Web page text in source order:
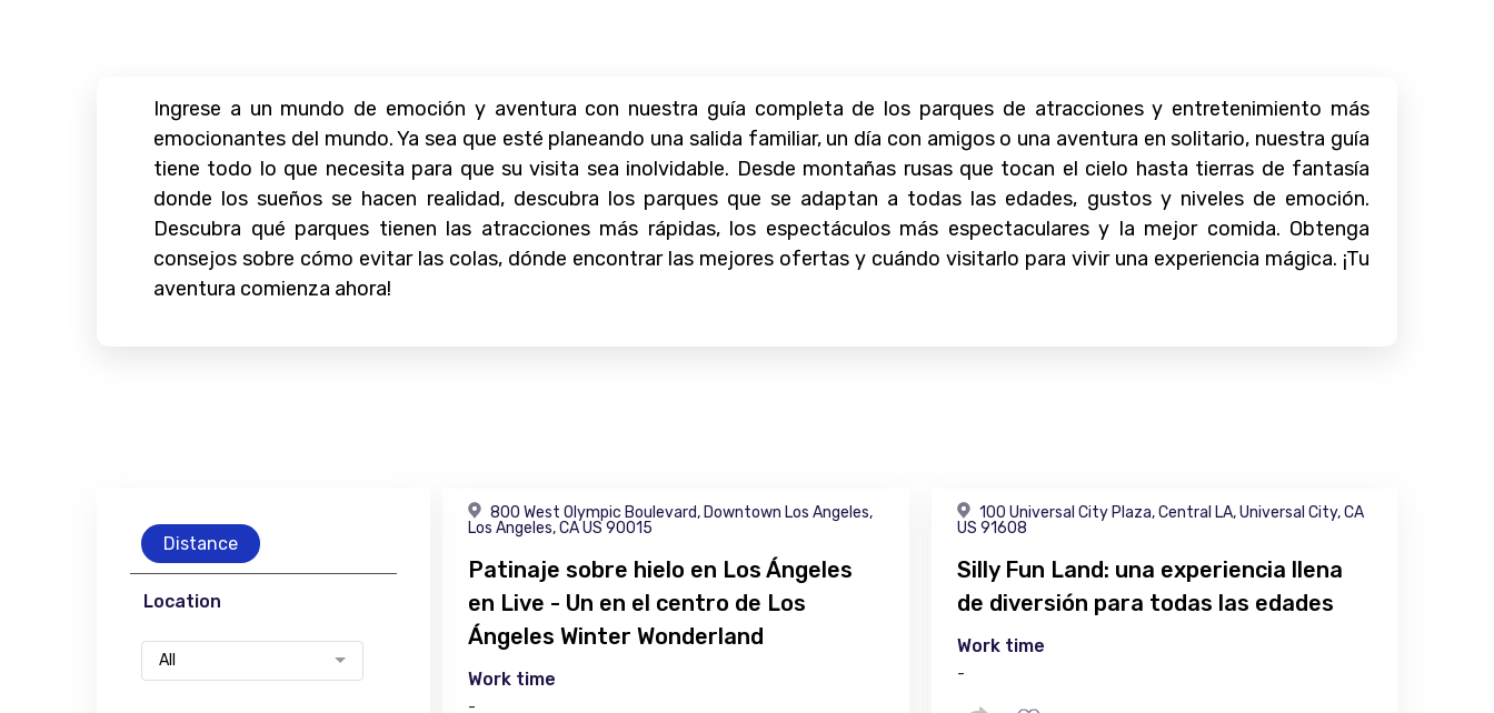
Ingrese a un mundo de emoción y aventura con nuestra guía completa de los parques de atracciones y entretenimiento más
emocionantes del mundo. Ya sea que esté planeando una salida familiar, un día con amigos o una aventura en solitario, nuestra guía
tiene todo lo que necesita para que su visita sea inolvidable. Desde montañas rusas que tocan el cielo hasta tierras de fantasía
donde los sueños se hacen realidad, descubra los parques que se adaptan a todas las edades, gustos y niveles de emoción.
Descubra qué parques tienen las atracciones más rápidas, los espectáculos más espectaculares y la mejor comida. Obtenga
consejos sobre cómo evitar las colas, dónde encontrar las mejores ofertas y cuándo visitarlo para vivir una experiencia mágica. ¡Tu
aventura comienza ahora!
Distance
Location
All
800 West Olympic Boulevard, Downtown Los Angeles,
Los Angeles, CA US 90015
Patinaje sobre hielo en Los Ángeles
en Live - Un en el centro de Los
Ángeles Winter Wonderland
Work time
-
100 Universal City Plaza, Central LA, Universal City, CA
US 91608
Silly Fun Land: una experiencia llena
de diversión para todas las edades
Work time
-